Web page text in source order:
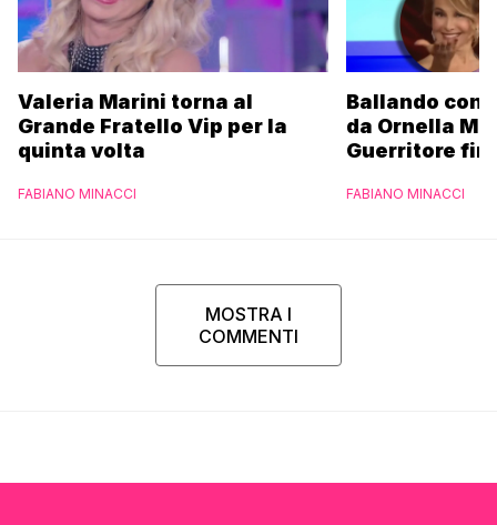
Valeria Marini torna al
Grande Fratello Vip per la
quinta volta
FABIANO MINACCI
Ballando con
da Ornella
Guerritore
l’esclusiva di
FABIANO MINACCI
MOSTRA I
COMMENTI